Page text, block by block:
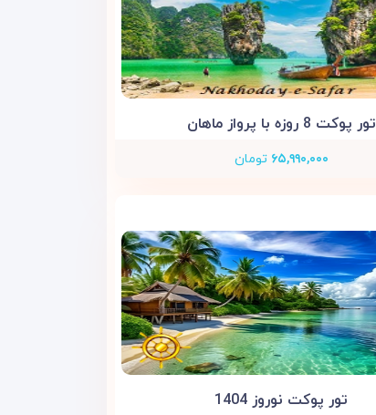
تور پوکت 8 روزه با پرواز ماهان
۶۵,۹۹۰,۰۰۰ تومان
تور پوکت نوروز 1404